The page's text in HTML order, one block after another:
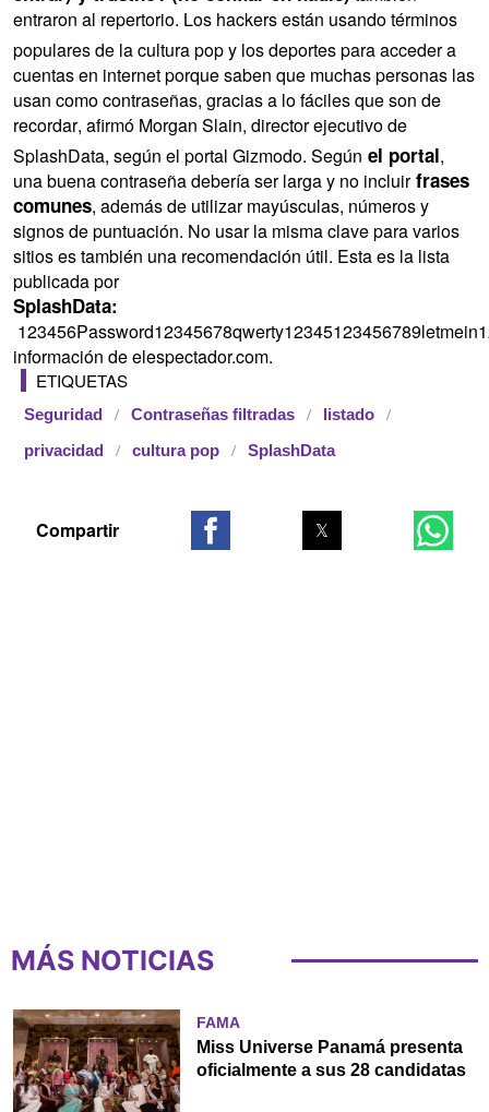
entraron al repertorio. Los hackers están usando términos
populares de la cultura pop y los deportes para acceder a
cuentas en internet porque saben que muchas personas las
usan como contraseñas, gracias a lo fáciles que son de
recordar, afirmó Morgan Slain, director ejecutivo de
SplashData, según el portal Gizmodo. Según el portal,
una buena contraseña debería ser larga y no incluirfrases
comunes, además de utilizar mayúsculas, números y
signos de puntuación. No usar la misma clave para varios
sitios es también una recomendación útil. Esta es la lista
publicada por
SplashData:
información de elespectador.com.
ETIQUETAS
Seguridad Contraseñas filtradas listado
privacidad cultura pop SplashData
MÁS NOTICIAS
FAMA
Miss Universe Panamá presenta
oficialmente a sus 28 candidatas